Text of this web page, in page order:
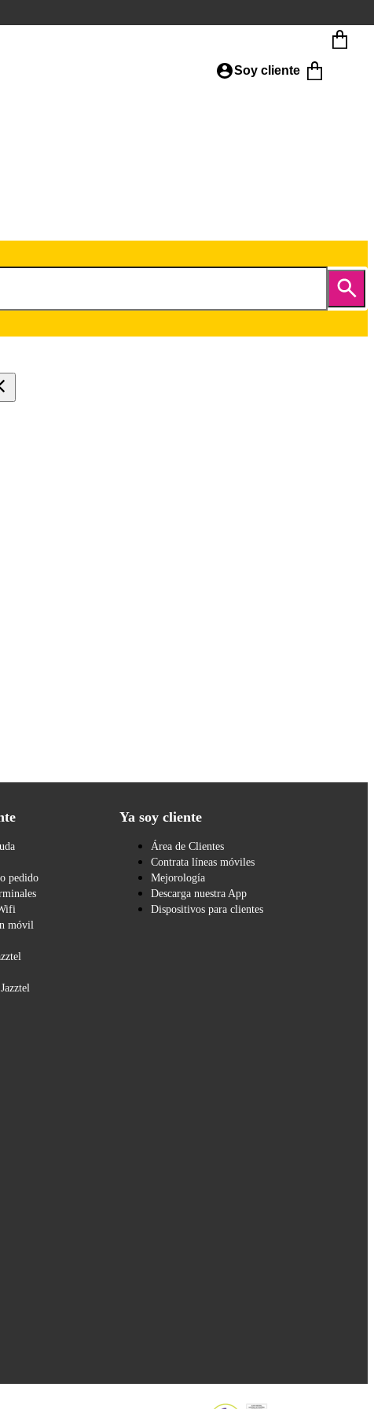
Soy cliente
pedido
móvil
Ya soy cliente
Área de Clientes
Contrata líneas móviles
Mejorología
Descarga nuestra App
Dispositivos para clientes